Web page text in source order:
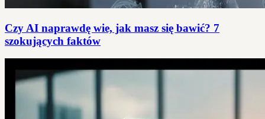
Czy AI naprawdę wie, jak masz się bawić? 7
szokujących faktów